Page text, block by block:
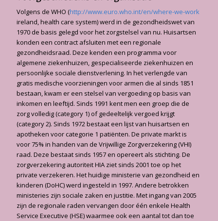
Volgens de WHO (http://www.euro.who.int/en/where-we-work
ireland, health care system) werd in de gezondheidswet van
1970 de basis gelegd voor het zorgstelsel van nu. Huisartsen
konden een contract afsluiten met een regionale
gezondheidsraad. Deze kenden een programma voor
algemene ziekenhuizen, gespecialiseerde ziekenhuizen en
persoonlijke sociale dienstverlening. In het verlengde van
gratis medische voorzieningen voor armen die al sinds 1851
bestaan, kwam er een stelsel van vergoeding op basis van
inkomen en leeftijd. Sinds 1991 kent men een groep die de
zorg volledig (category 1) of gedeeltelijk vergoed krijgt
(category 2). Sinds 1972 bestaat een lijst van huisartsen en
apotheken voor categorie 1 patiënten. De private markt is
voor 75% in handen van de Vrijwillige Zorgverzekering (VHI)
raad. Deze bestaat sinds 1957 en opereert als stichting. De
zorgverzekering autoriteit HIA ziet sinds 2001 toe op het
private verzekeren. Het huidige ministerie van gezondheid en
kinderen (DoHC) werd ingesteld in 1997. Andere betrokken
ministeries zijn sociale zaken en justitie. Met ingang van 2005
zijn de regionale raden vervangen door één enkele Health
Service Executive (HSE) waarmee ook een aantal tot dan toe